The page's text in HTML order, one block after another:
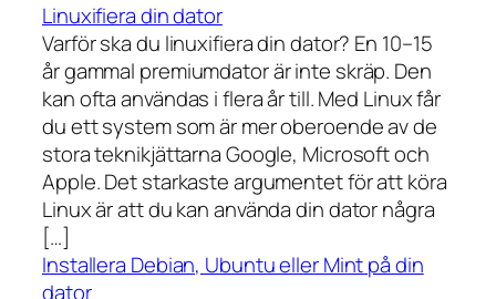
Linuxifiera din dator
Varför ska du linuxifiera din dator? En 10–15
år gammal premiumdator är inte skräp. Den
kan ofta användas i flera år till. Med Linux får
du ett system som är mer oberoende av de
stora teknikjättarna Google, Microsoft och
Apple. Det starkaste argumentet för att köra
Linux är att du kan använda din dator några
[…]
Installera Debian, Ubuntu eller Mint på din
dator